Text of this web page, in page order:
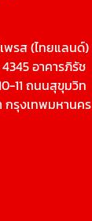
พรส (ไทยแลนด์)
อาคารภิรัช
11 ถนนสุขุมวิท
กรุงเทพมหานคร